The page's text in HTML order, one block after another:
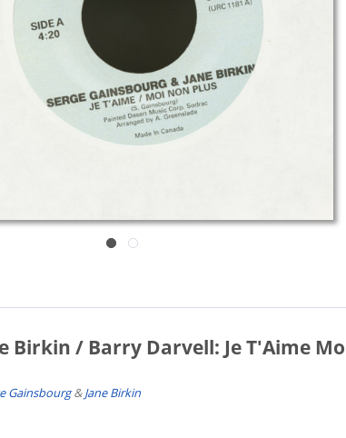
Birkin / Barry Darvell: Je T'Aime
Gainsbourg&Jane Birkin